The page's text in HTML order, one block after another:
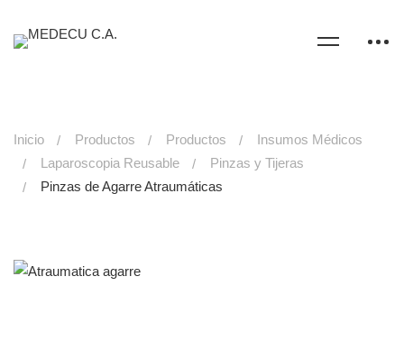
Inicio Productos Productos
Insumos Médicos
Laparoscopia Reusable
Pinzas y Tijeras
Pinzas de Agarre Atraumáticas